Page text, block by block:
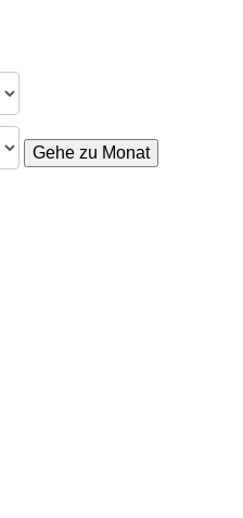
Gehe zu Monat